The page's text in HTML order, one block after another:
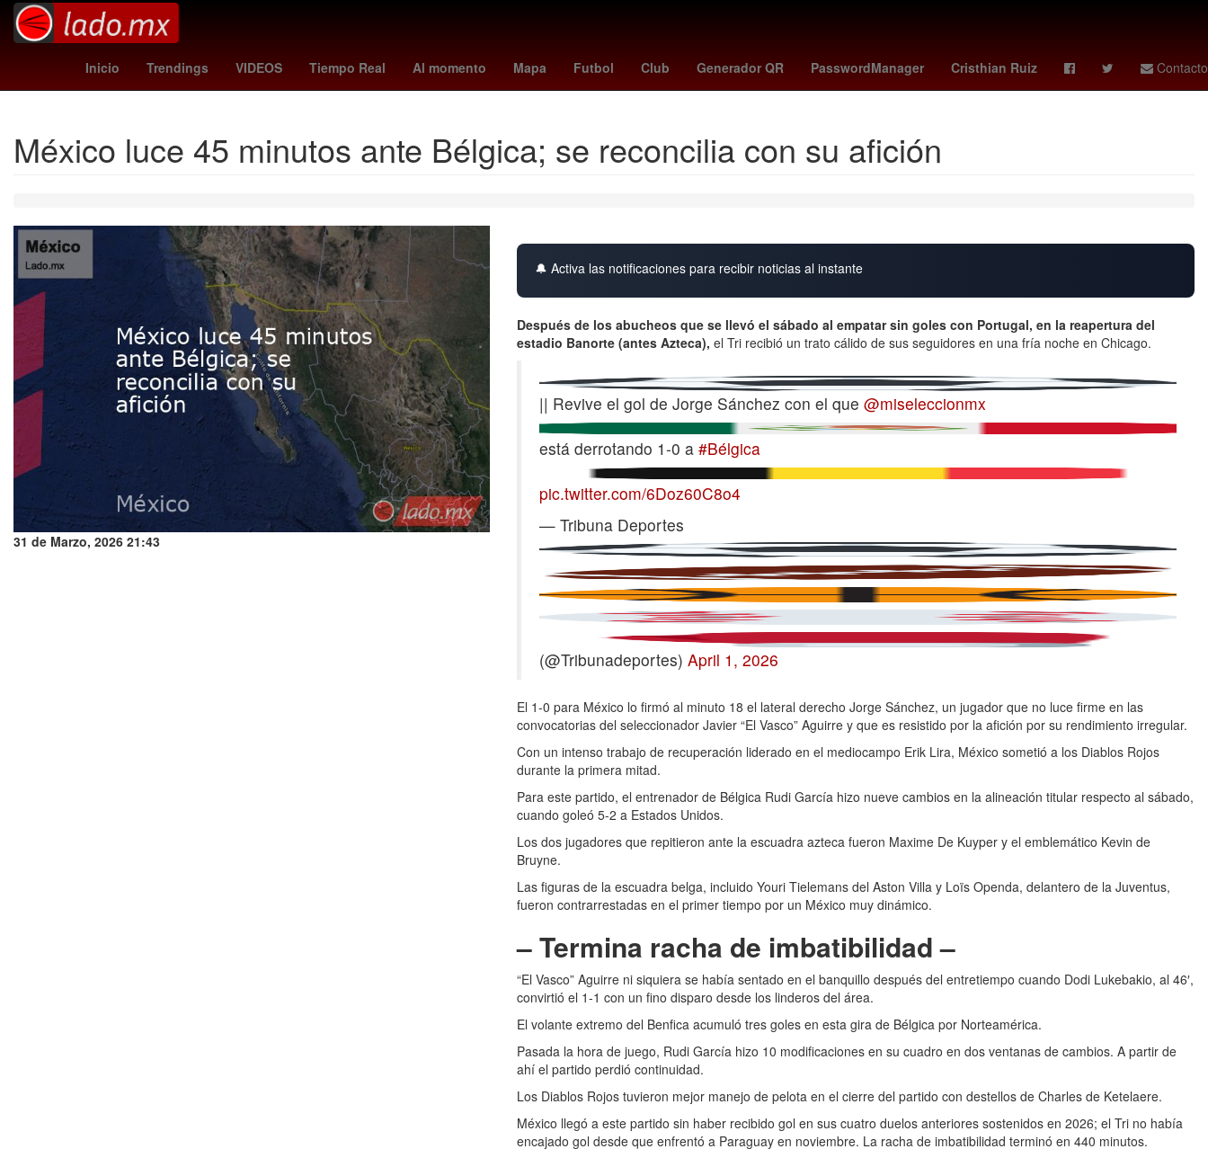
Inicio Trendings VIDEOS Tiempo Real Al momento Mapa Futbol Club Generador QR PasswordManager Cristhian Ruiz Contacto
Litio Agresión phillies 26 de marzo toluca vs santos Germán Berterame Rogelio Funes Mori mexico vs Star Wars Puebla de Zaragoza
México luce 45 minutos ante Bélgica; se reconcilia con su afición
31 de Marzo, 2026 21:43
🔔 Activa las notificaciones para recibir noticias al instante
Después de los abucheos que se llevó el sábado al empatar sin goles con Portugal, en la reapertura del
estadio Banorte (antes Azteca), el Tri recibió un trato cálido de sus seguidores en una fría noche en Chicago.
|| Revive el gol de Jorge Sánchez con el que @miseleccionmx
está derrotando 1-0 a #Bélgica
pic.twitter.com/6Doz60C8o4
— Tribuna Deportes
(@Tribunadeportes) April 1, 2026
El 1-0 para México lo firmó al minuto 18 el lateral derecho Jorge Sánchez, un jugador que no luce firme en las
convocatorias del seleccionador Javier “El Vasco” Aguirre y que es resistido por la afición por su rendimiento irregular.
Con un intenso trabajo de recuperación liderado en el mediocampo Erik Lira, México sometió a los Diablos Rojos
durante la primera mitad.
Para este partido, el entrenador de Bélgica Rudi García hizo nueve cambios en la alineación titular respecto al sábado,
cuando goleó 5-2 a Estados Unidos.
Los dos jugadores que repitieron ante la escuadra azteca fueron Maxime De Kuyper y el emblemático Kevin de
Bruyne.
Las figuras de la escuadra belga, incluido Youri Tielemans del Aston Villa y Loïs Openda, delantero de la Juventus,
fueron contrarrestadas en el primer tiempo por un México muy dinámico.
– Termina racha de imbatibilidad –
“El Vasco” Aguirre ni siquiera se había sentado en el banquillo después del entretiempo cuando Dodi Lukebakio, al 46′,
convirtió el 1-1 con un fino disparo desde los linderos del área.
El volante extremo del Benfica acumuló tres goles en esta gira de Bélgica por Norteamérica.
Pasada la hora de juego, Rudi García hizo 10 modificaciones en su cuadro en dos ventanas de cambios. A partir de
ahí el partido perdió continuidad.
Los Diablos Rojos tuvieron mejor manejo de pelota en el cierre del partido con destellos de Charles de Ketelaere.
México llegó a este partido sin haber recibido gol en sus cuatro duelos anteriores sostenidos en 2026; el Tri no había
encajado gol desde que enfrentó a Paraguay en noviembre. La racha de imbatibilidad terminó en 440 minutos.